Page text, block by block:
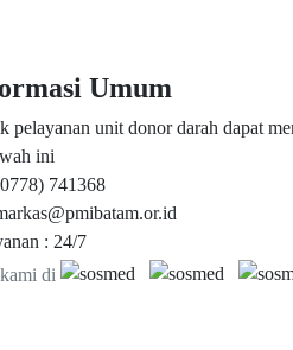
Umum
pelayanan unit donor darah dapat
ini
741368
: 24/7
di